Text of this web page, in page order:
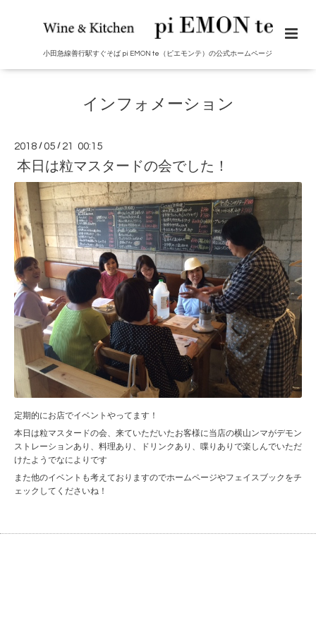
小田急線善行駅すぐそば pi EMON te（ピエモンテ）の公式ホームページ
インフォメーション
2018 /05 / 21 00:15
本日は粒マスタードの会でした！
定期的にお店でイベントやってます！
本日は粒マスタードの会、来ていただいたお客様に当店の横山ンマがデモン
ストレーションあり、料理あり、ドリンクあり、喋りありで楽しんでいただ
けたようでなによりです
また他のイベントも考えておりますのでホームページやフェイスブックをチ
ェックしてくださいね！